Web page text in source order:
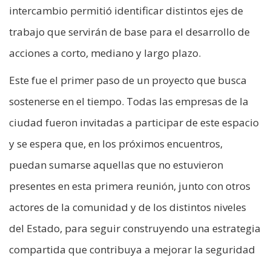
intercambio permitió identificar distintos ejes de
trabajo que servirán de base para el desarrollo de
acciones a corto, mediano y largo plazo.
Este fue el primer paso de un proyecto que busca
sostenerse en el tiempo. Todas las empresas de la
ciudad fueron invitadas a participar de este espacio
y se espera que, en los próximos encuentros,
puedan sumarse aquellas que no estuvieron
presentes en esta primera reunión, junto con otros
actores de la comunidad y de los distintos niveles
del Estado, para seguir construyendo una estrategia
compartida que contribuya a mejorar la seguridad